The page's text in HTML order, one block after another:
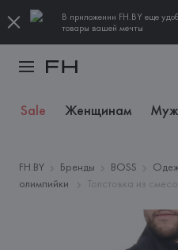
В приложении FH.BY еще
товары вашей мечты
Sale Женщинам
FH.BY Бренды BOSS
олимпийки
Толстовка из